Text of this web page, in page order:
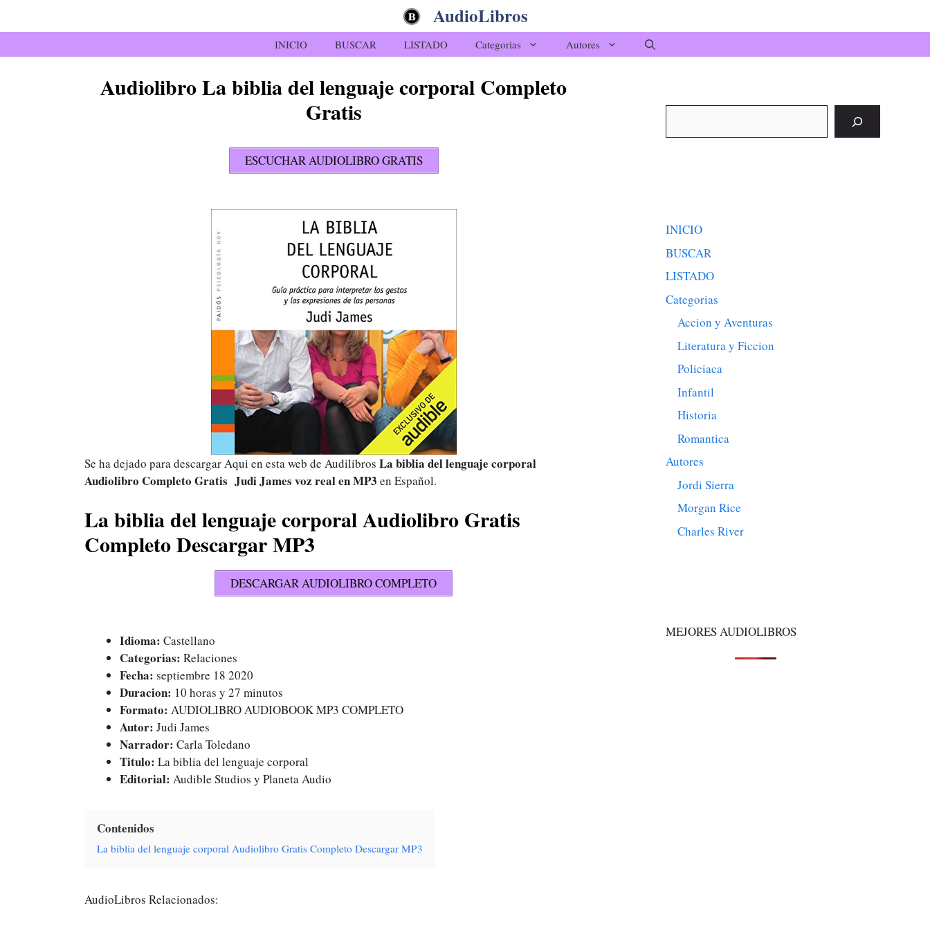
AudioLibros
INICIO BUSCAR LISTADO Categorias Autores
Audiolibro La biblia del lenguaje corporal Completo
Gratis
ESCUCHAR AUDIOLIBRO GRATIS
Se ha dejado para descargar Aqui en esta web de Audilibros La biblia del lenguaje corporal
Audiolibro Completo Gratis Judi James voz realen MP3 en Español.
La biblia del lenguaje corporal Audiolibro Gratis
Completo Descargar MP3
DESCARGAR AUDIOLIBRO COMPLETO
Idioma: Castellano
Categorias: Relaciones
Fecha: septiembre 18 2020
Duracion: 10 horas y 27 minutos
Formato: AUDIOLIBRO AUDIOBOOK MP3 COMPLETO
Autor: Judi James
Narrador: Carla Toledano
Titulo: La biblia del lenguaje corporal
Editorial: Audible Studios y Planeta Audio
Contenidos
La biblia del lenguaje corporal Audiolibro Gratis Completo Descargar MP3
AudioLibros Relacionados:
INICIO
BUSCAR
LISTADO
Categorias
Accion y Aventuras
Literatura y Ficcion
Policiaca
Infantil
Historia
Romantica
Autores
Jordi Sierra
Morgan Rice
Charles River
MEJORES AUDIOLIBROS